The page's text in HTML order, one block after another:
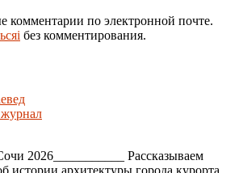
комментарии по электронной почте.
без комментирования.
2026___________ Рассказываем
истории архитектуры города курорта,